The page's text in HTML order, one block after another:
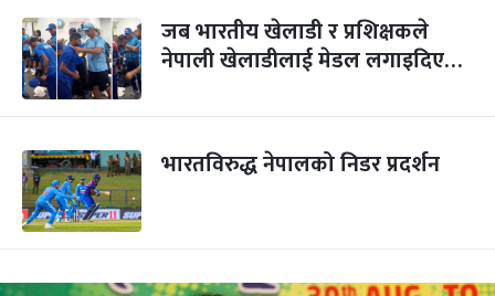
जब भारतीय खेलाडी र प्रशिक्षकले
नेपाली खेलाडीलाई मेडल लगाइदिए…
भारतविरुद्ध नेपालको निडर प्रदर्शन